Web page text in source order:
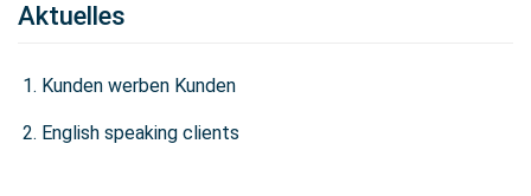
Aktuelles
Kunden werben Kunden
English speaking clients